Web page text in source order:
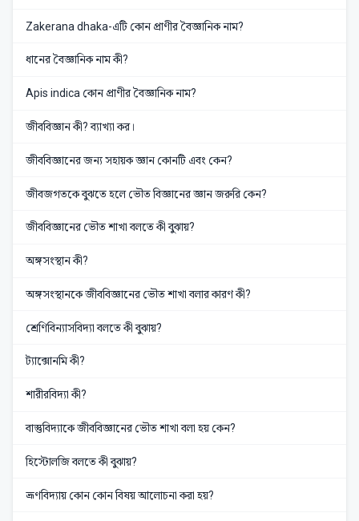
Zakerana dhaka-এটি কোন প্রাণীর বৈজ্ঞানিক নাম?
ধানের বৈজ্ঞানিক নাম কী?
Apis indica কোন প্রাণীর বৈজ্ঞানিক নাম?
জীববিজ্ঞান কী? ব্যাখ্যা কর।
জীববিজ্ঞানের জন্য সহায়ক জ্ঞান কোনটি এবং কেন?
জীবজগতকে বুঝতে হলে ভৌত বিজ্ঞানের জ্ঞান জরুরি কেন?
জীববিজ্ঞানের ভৌত শাখা বলতে কী বুঝায়?
অঙ্গসংস্থান কী?
অঙ্গসংস্থানকে জীববিজ্ঞানের ভৌত শাখা বলার কারণ কী?
শ্রেণিবিন্যাসবিদ্যা বলতে কী বুঝায়?
ট্যাক্সোনমি কী?
শারীরবিদ্যা কী?
বাস্তুবিদ্যাকে জীববিজ্ঞানের ভৌত শাখা বলা হয় কেন?
হিস্টোলজি বলতে কী বুঝায়?
ভ্রূণবিদ্যায় কোন কোন বিষয় আলোচনা করা হয়?